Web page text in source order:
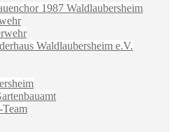
1987 Waldlaubersheim
Waldlaubersheim e.V.